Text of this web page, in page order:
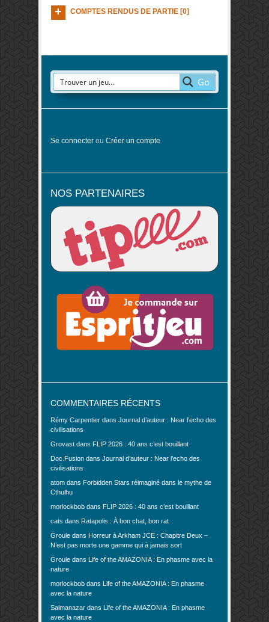
COMPTES RENDUS DE PARTIE [0]
Go
Se connecter ou Créer un compte
NOS PARTENAIRES
COMMENTAIRES RÉCENTS
Rémy Carpentier dans Journal d’auteur : Near l’echo des
civilisations
Grovast dans FLIP 2026 : 40 ans c’est bouillant
Doc.Fusion dans Journal d’auteur : Near l’echo des
civilisations
atom dans Forbidden Stars réimaginé dans le mythe de
Cthulhu
morlockbob dans FLIP 2026 : 40 ans c’est bouillant
cats dans Ratapolis : À bon chat, bon rat
Groule dans Horreur à Arkham JCE : Chapitre Deux –
N’est pas morte une gamme qui à jamais sort
Groule dans Life of the AMAZONIA : En phasme avec la
nature
morlockbob dans Life of the AMAZONIA : En phasme
avec la nature
Salmanazar dans Life of the AMAZONIA : En phasme
avec la nature